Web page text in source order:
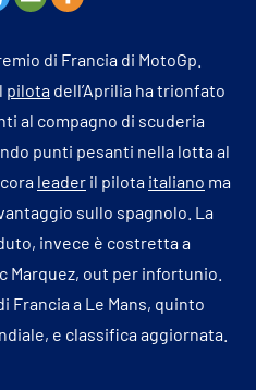
di Francia di MotoGp.
pilota dell’Aprilia ha trionfato
al compagno di scuderia
punti pesanti nella lotta al
leader il pilota italiano ma
sullo spagnolo. La
invece è costretta a
Marquez, out per infortunio.
Francia a Le Mans, quinto
e classifica aggiornata.